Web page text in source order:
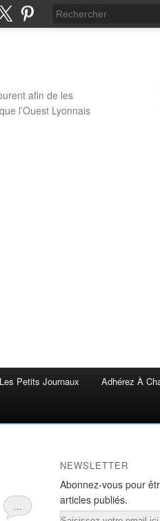
afin de les
l’Ouest Lyonnais
Les Petits Journaux Adhérez À
…
NEWSLETTER
Abonnez-vous pour
articles publiés.
Email